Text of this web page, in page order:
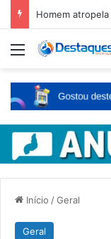
Menu
Início /Geral
Geral